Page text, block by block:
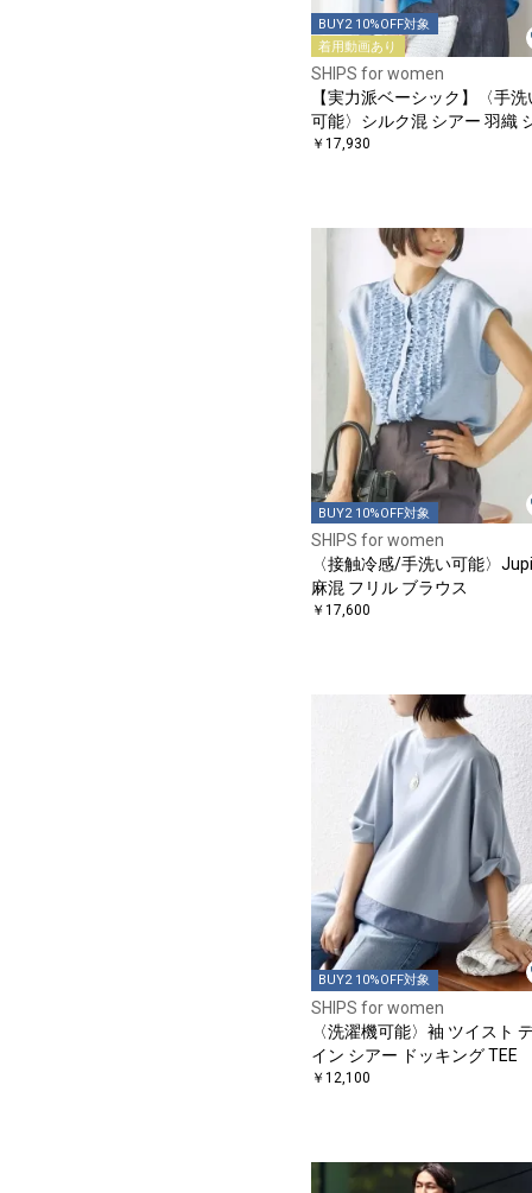
BUY2 10%OFF対象
着用動画あり
SHIPS for women
【実力派ベーシック】〈手洗
可能〉シルク混 シアー 羽織
ツ
￥17,930
BUY2 10%OFF対象
SHIPS for women
〈接触冷感/手洗い可能〉
麻混 フリル ブラウス
￥17,600
BUY2 10%OFF対象
SHIPS for women
〈洗濯機可能〉袖 ツイスト
イン シアー ドッキング TEE
￥12,100